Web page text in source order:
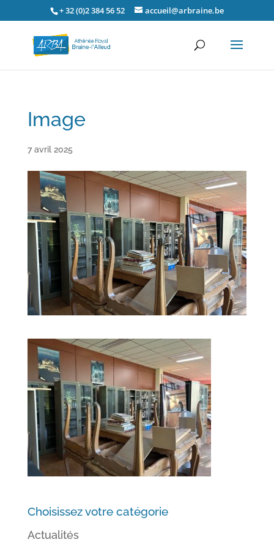
+ 32 (0)2 384 56 52 accueil@arbraine.be
Image
7 avril 2025
Choisissez votre catégorie
Actualités